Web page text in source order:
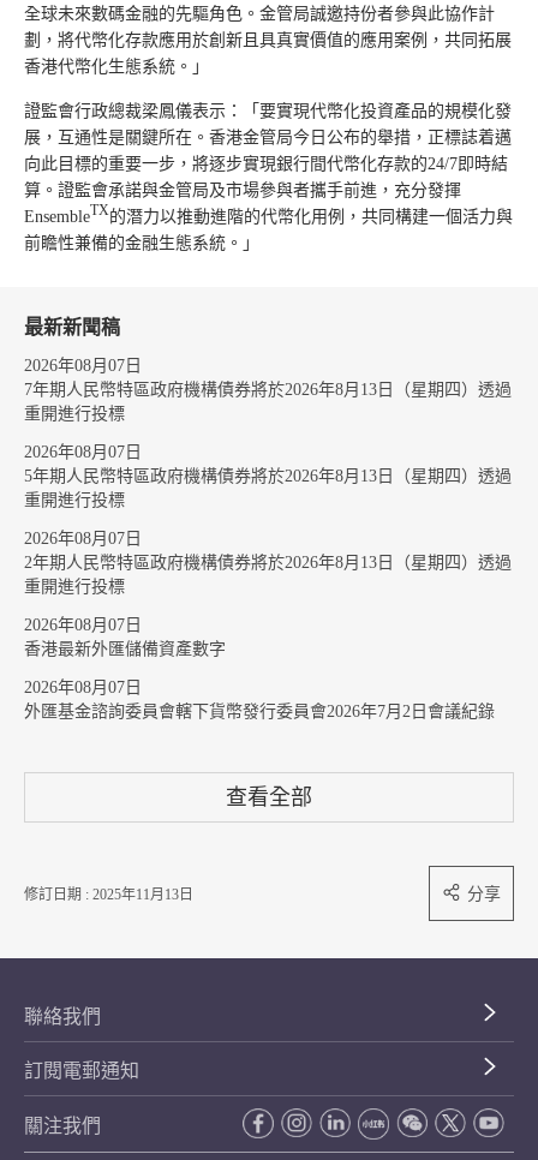
全球未來數碼金融的先驅角色。金管局誠邀持份者參與此協作計
劃，將代幣化存款應用於創新且具真實價值的應用案例，共同拓展
香港代幣化生態系統。」
證監會行政總裁梁鳳儀表示：「要實現代幣化投資產品的規模化發
展，互通性是關鍵所在。香港金管局今日公布的舉措，正標誌着邁
向此目標的重要一步，將逐步實現銀行間代幣化存款的24/7即時結
算。證監會承諾與金管局及市場參與者攜手前進，充分發揮
EnsembleTX的潛力以推動進階的代幣化用例，共同構建一個活力與
前瞻性兼備的金融生態系統。」
最新新聞稿
2026年08月07日
7年期人民幣特區政府機構債券將於2026年8月13日（星期四）透過
重開進行投標
2026年08月07日
5年期人民幣特區政府機構債券將於2026年8月13日（星期四）透過
重開進行投標
2026年08月07日
2年期人民幣特區政府機構債券將於2026年8月13日（星期四）透過
重開進行投標
2026年08月07日
香港最新外匯儲備資產數字
2026年08月07日
外匯基金諮詢委員會轄下貨幣發行委員會2026年7月2日會議紀錄
查看全部
修訂日期 : 2025年11月13日 分享
聯絡我們
訂閱電郵通知
關注我們